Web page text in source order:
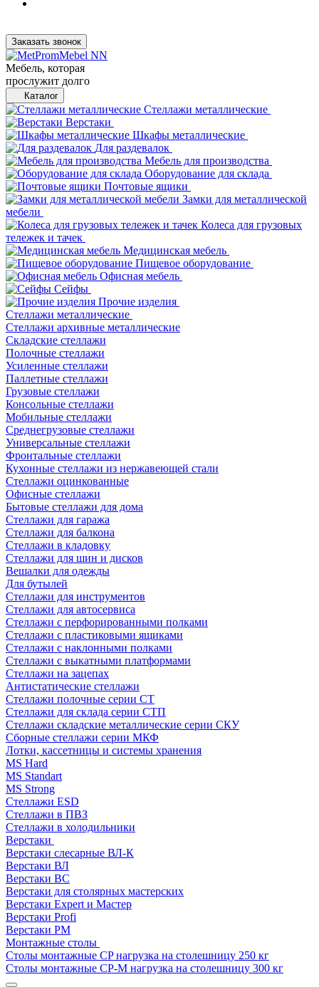
Заказать звонок
Мебель, которая
прослужит долго
Каталог
Стеллажи металлические
Верстаки
Шкафы металлические
Для раздевалок
Мебель для производства
Оборудование для склада
Почтовые ящики
Замки для металлической
мебели
Колеса для грузовых
тележек и тачек
Медицинская мебель
Пищевое оборудование
Офисная мебель
Сейфы
Прочие изделия
Стеллажи металлические
Cтеллажи архивные металлические
Складские стеллажи
Полочные стеллажи
Усиленные стеллажи
Паллетные стеллажи
Грузовые стеллажи
Консольные стеллажи
Мобильные стеллажи
Среднегрузовые стеллажи
Универсальные стеллажи
Фронтальные стеллажи
Кухонные стеллажи из нержавеющей стали
Стеллажи оцинкованные
Офисные стеллажи
Бытовые стеллажи для дома
Стеллажи для гаража
Стеллажи для балкона
Стеллажи в кладовку
Стеллажи для шин и дисков
Вешалки для одежды
Для бутылей
Стеллажи для инструментов
Стеллажи для автосервиса
Стеллажи с перфорированными полками
Стеллажи с пластиковыми ящиками
Стеллажи с наклонными полками
Стеллажи с выкатными платформами
Стеллажи на зацепах
Антистатические стеллажи
Стеллажи полочные серии СТ
Стеллажи для склада серии СТП
Стеллажи складские металлические серии СКУ
Сборные стеллажи серии МКФ
Лотки, кассетницы и системы хранения
MS Hard
MS Standart
MS Strong
Стеллажи ESD
Стеллажи в ПВЗ
Стеллажи в холодильники
Верстаки
Верстаки слесарные ВЛ-К
Верстаки ВЛ
Верстаки ВС
Верстаки для столярных мастерских
Верстаки Expert и Мастер
Верстаки Profi
Верстаки РМ
Монтажные столы
Столы монтажные СP нагрузка на столешницу 250 кг
Столы монтажные СР-М нагрузка на столешницу 300 кг